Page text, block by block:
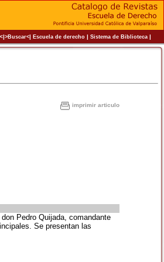
>Buscar<|Escuela de derecho|Sistema de Biblioteca|
imprimir articulo
Pedro Quijada, comandante
Se presentan las